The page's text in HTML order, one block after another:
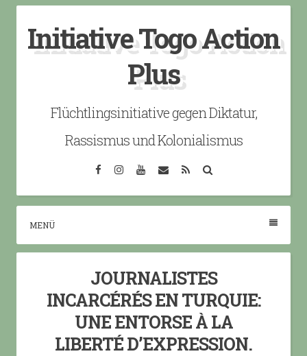
content
Initiative Togo Action
Plus
Flüchtlingsinitiative gegen Diktatur,
Rassismus und Kolonialismus
FacebookInstagramYouTube
EmailRSS
MENÜ
JOURNALISTES
INCARCÉRÉS EN TURQUIE:
UNE ENTORSE À LA
LIBERTÉ D’EXPRESSION.